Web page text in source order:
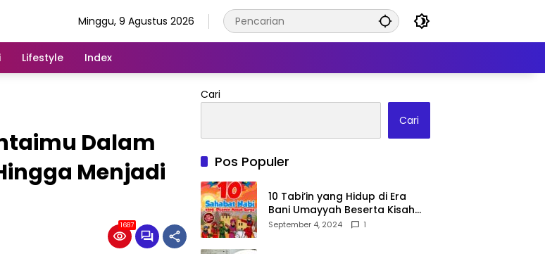
Minggu, 9 Agustus 2026
Lifestyle Index
Dalam
Menjadi
1687
Cari
Cari
Pos Populer
10 Tabi’in yang Hidup di Era
Bani Umayyah Beserta Kisah
Teladan Mereka!
September 4, 2024 1